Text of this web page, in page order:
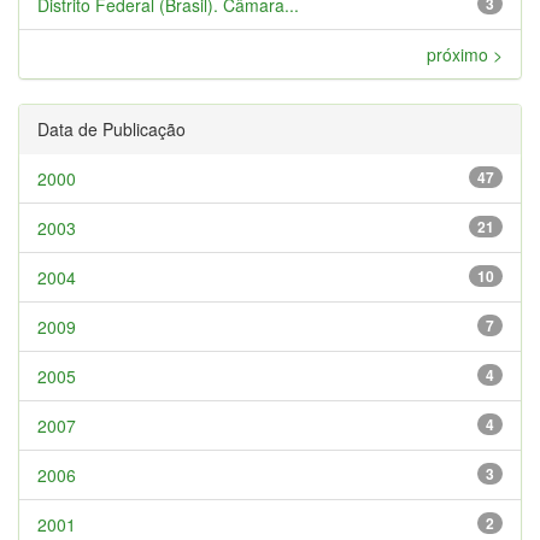
Distrito Federal (Brasil). Câmara...
próximo >
Data de Publicação
47
2000
21
2003
10
2004
7
2009
4
2005
4
2007
3
2006
2
2001